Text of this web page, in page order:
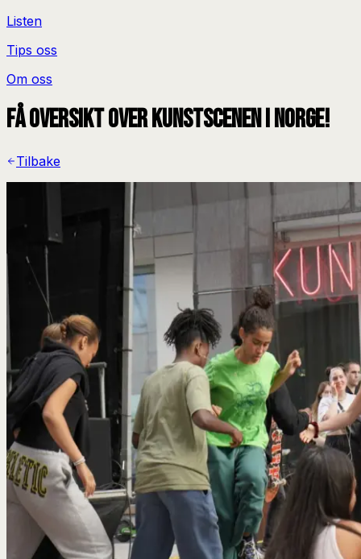
Listen
Tips oss
Om oss
Få oversikt over kunstscenen i Norge!
Tilbake